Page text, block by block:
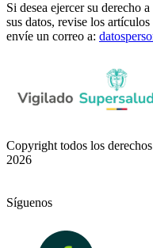
Si desea ejercer su derecho
sus datos, revise los
envíe un correo a:
Copyright todos los
2026
Síguenos